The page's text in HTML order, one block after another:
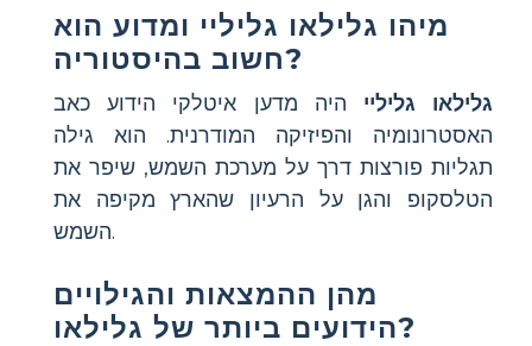
מיהו גלילאו גליליי ומדוע הוא
חשוב בהיסטוריה?
גלילאו גליליי היה מדען איטלקי הידוע כאב
האסטרונומיה והפיזיקה המודרנית. הוא גילה
תגליות פורצות דרך על מערכת השמש, שיפר את
הטלסקופ והגן על הרעיון שהארץ מקיפה את
השמש.
מהן ההמצאות והגילויים
הידועים ביותר של גלילאו?